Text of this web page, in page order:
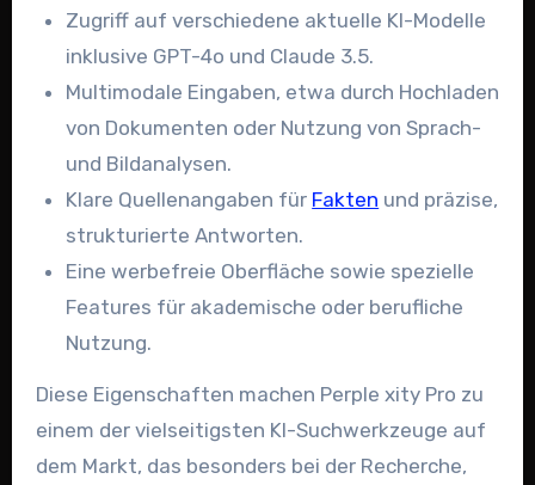
Zugriff auf verschiedene aktuelle KI-Modelle
inklusive GPT-4o und Claude 3.5.
Multimodale Eingaben, etwa durch Hochladen
von Dokumenten oder Nutzung von Sprach-
und Bildanalysen.
Klare Quellenangaben für Fakten und präzise,
strukturierte Antworten.
Eine werbefreie Oberfläche sowie spezielle
Features für akademische oder berufliche
Nutzung.
Diese Eigenschaften machen Perple xity Pro zu
einem der vielseitigsten KI-Suchwerkzeuge auf
dem Markt, das besonders bei der Recherche,